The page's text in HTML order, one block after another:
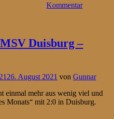
Kommentar
Duisburg –
26. August 2021 von Gunnar
einmal mehr aus wenig viel und
Monats“ mit 2:0 in Duisburg.